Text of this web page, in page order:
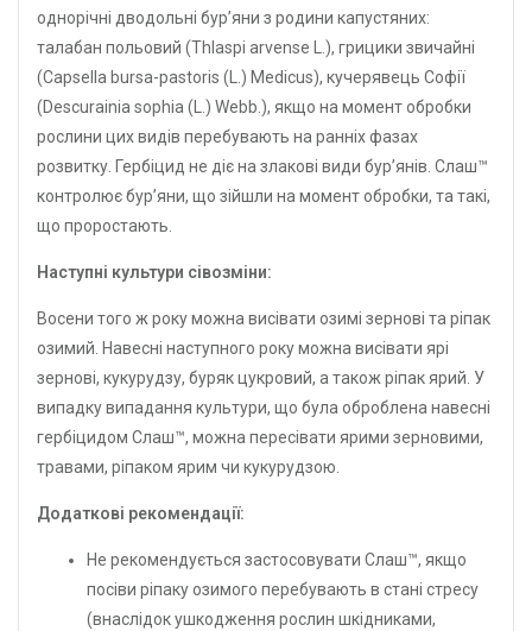
однорічні дводольні бур’яни з родини капустяних:
талабан польовий (Thlaspi arvense L.), грицики звичайні
(Capsella bursa-pastoris (L.) Medicus), кучерявець Софії
(Descurainia sophia (L.) Webb.), якщо на момент обробки
рослини цих видів перебувають на ранніх фазах
розвитку. Гербіцид не діє на злакові види бур’янів. Слаш™
контролює бур’яни, що зійшли на момент обробки, та такі,
що проростають.
Наступні культури сівозміни:
Восени того ж року можна висівати озимі зернові та ріпак
озимий. Навесні наступного року можна висівати ярі
зернові, кукурудзу, буряк цукровий, а також ріпак ярий. У
випадку випадання культури, що була оброблена навесні
гербіцидом Слаш™, можна пересівати ярими зерновими,
травами, ріпаком ярим чи кукурудзою.
Додаткові рекомендації:
Не рекомендується застосовувати Слаш™, якщо
посіви ріпаку озимого перебувають в стані стресу
(внаслідок ушкодження рослин шкідниками,